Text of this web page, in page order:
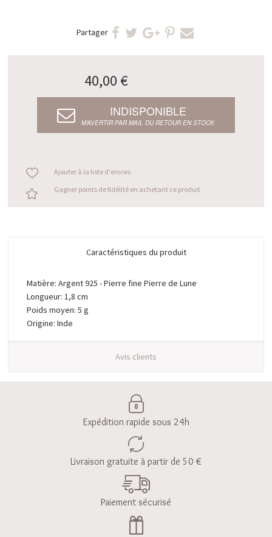
Partager
40,00 €
INDISPONIBLE
M’AVERTIR PAR MAIL DU RETOUR EN STOCK
Ajouter à la liste d'envies
Gagner points de fidélité en achetant ce produit
Caractéristiques du produit
Matière: Argent 925 - Pierre fine Pierre de Lune
Longueur: 1,8 cm
Poids moyen: 5 g
Origine: Inde
Avis clients
Expédition rapide sous 24h
Livraison gratuite à partir de 50 €
Paiement sécurisé